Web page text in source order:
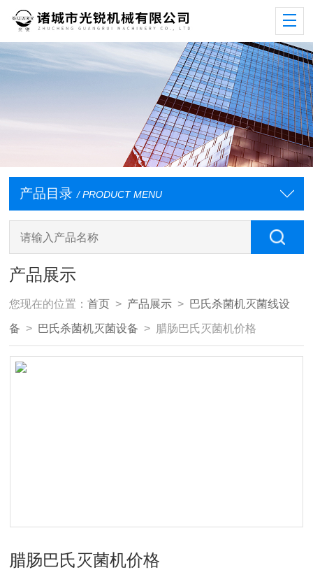
产品目录 / PRODUCT MENU
产品展示
您现在的位置：首页 > 产品展示 > 巴氏杀菌机灭菌线设
备 > 巴氏杀菌机灭菌设备 > 腊肠巴氏灭菌机价格
腊肠巴氏灭菌机价格